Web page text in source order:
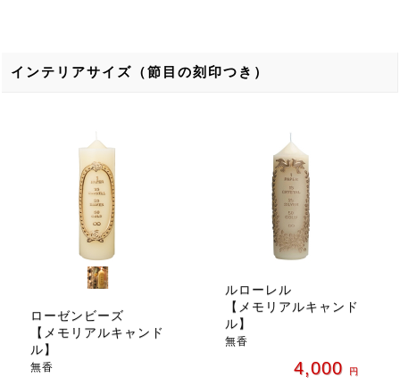
インテリアサイズ（節目の刻印つき）
ローゼンビーズ
【メモリアルキャンド
ル】
無香
ルローレル
【メモリアルキャンド
ル】
無香
4,000 円